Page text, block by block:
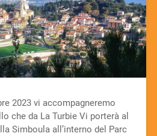
2023 vi accompagneremo
che da La Turbie Vi porterà al
Simboula all’interno del Parc